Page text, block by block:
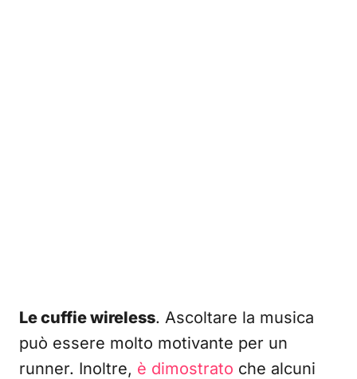
Le cuffie wireless. Ascoltare la musica
può essere molto motivante per un
runner. Inoltre, è dimostrato che alcuni